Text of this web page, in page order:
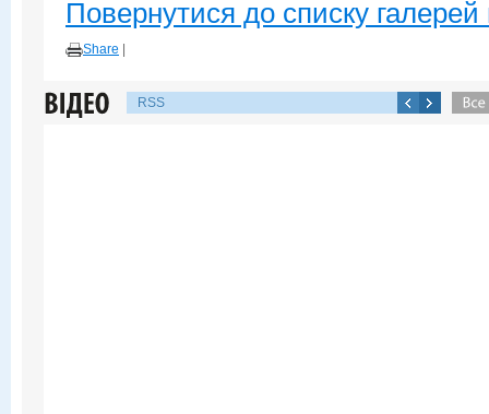
Повернутися до списку галерей
Share
RSS